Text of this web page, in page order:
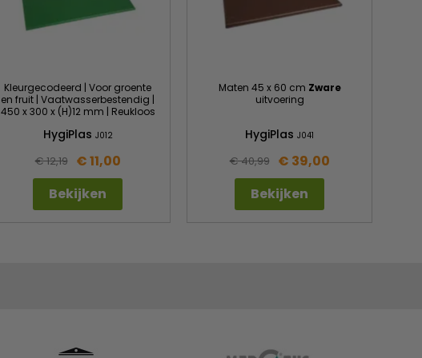
Kleurgecodeerd | Voor groente
en fruit | Vaatwasserbestendig |
450 x 300 x (H)12 mm | Reukloos
HygiPlas J012
€ 12,19
€ 11,00
Bekijken
Maten 45 x 60 cm Zware
uitvoering
HygiPlas J041
€ 40,99
€ 39,00
Bekijken